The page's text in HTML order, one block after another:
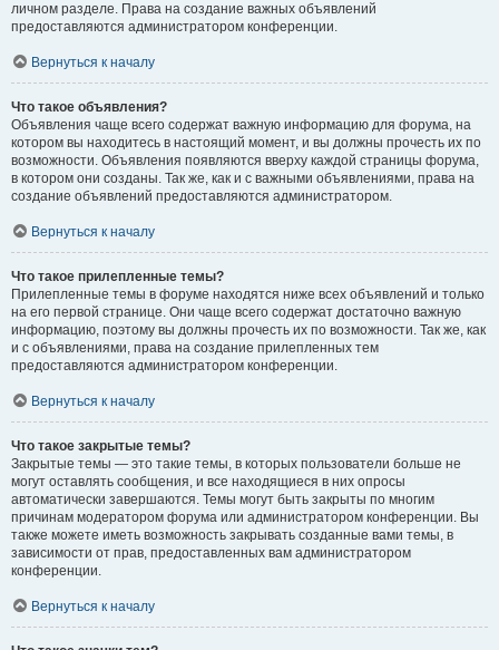
личном разделе. Права на создание важных объявлений
предоставляются администратором конференции.
Вернуться к началу
Что такое объявления?
Объявления чаще всего содержат важную информацию для форума, на
котором вы находитесь в настоящий момент, и вы должны прочесть их по
возможности. Объявления появляются вверху каждой страницы форума,
в котором они созданы. Так же, как и с важными объявлениями, права на
создание объявлений предоставляются администратором.
Вернуться к началу
Что такое прилепленные темы?
Прилепленные темы в форуме находятся ниже всех объявлений и только
на его первой странице. Они чаще всего содержат достаточно важную
информацию, поэтому вы должны прочесть их по возможности. Так же, как
и с объявлениями, права на создание прилепленных тем
предоставляются администратором конференции.
Вернуться к началу
Что такое закрытые темы?
Закрытые темы — это такие темы, в которых пользователи больше не
могут оставлять сообщения, и все находящиеся в них опросы
автоматически завершаются. Темы могут быть закрыты по многим
причинам модератором форума или администратором конференции. Вы
также можете иметь возможность закрывать созданные вами темы, в
зависимости от прав, предоставленных вам администратором
конференции.
Вернуться к началу